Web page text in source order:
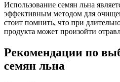
Использование семян льна
эффективным методом для
стоит помнить, что при
продукта может произойти
Рекомендации по
семян льна